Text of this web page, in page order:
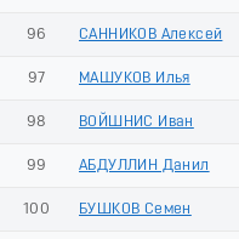
96 САННИКОВ Алексей
97 МАШУКОВ Илья
98 ВОЙШНИС Иван
99 АБДУЛЛИН Данил
100 БУШКОВ Семен